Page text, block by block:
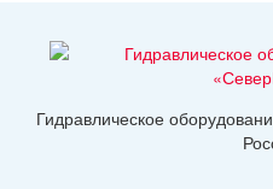
Гидравлическое